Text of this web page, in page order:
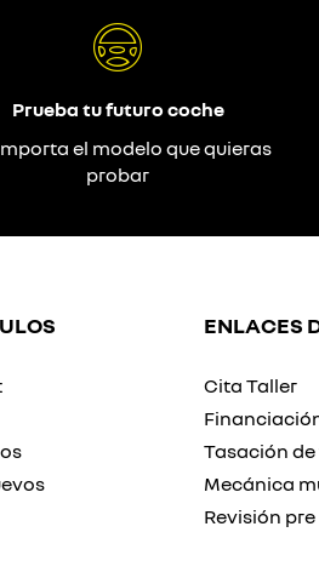
Prueba tu futuro coche
el modelo que quieras
probar
ENLACES
Cita Taller
Tasación
Mecánica
Revisión pre